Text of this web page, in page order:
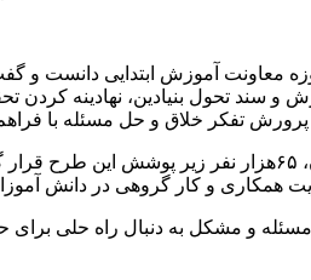
معاونت آموزش ابتدایی دانست
سند تحول بنیادین، نهادینه
وی با بیان اینکه امسال از مجموع ۱۳۵هزار دانش آموزش
و مشکل به دنبال راه حلی